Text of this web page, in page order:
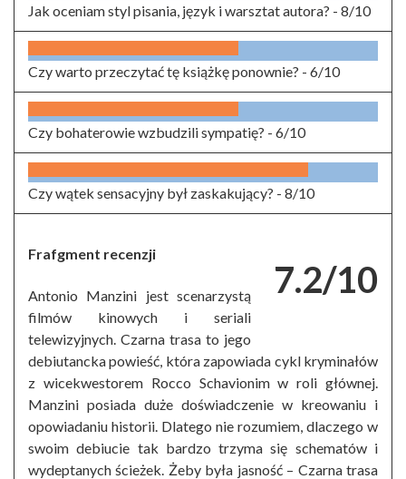
Jak oceniam styl pisania, język i warsztat autora? - 8/10
Czy warto przeczytać tę książkę ponownie? - 6/10
Czy bohaterowie wzbudzili sympatię? - 6/10
Czy wątek sensacyjny był zaskakujący? - 8/10
7.2/10
Frafgment recenzji
Antonio Manzini jest scenarzystą
filmów kinowych i seriali
telewizyjnych. Czarna trasa to jego
debiutancka powieść, która zapowiada cykl kryminałów
z wicekwestorem Rocco Schavionim w roli głównej.
Manzini posiada duże doświadczenie w kreowaniu i
opowiadaniu historii. Dlatego nie rozumiem, dlaczego w
swoim debiucie tak bardzo trzyma się schematów i
wydeptanych ścieżek. Żeby była jasność – Czarna trasa